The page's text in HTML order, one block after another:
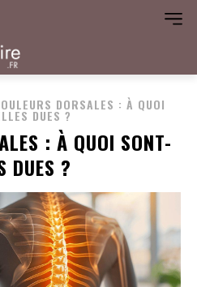
DORSALES : À QUOI
DUES ?
: À QUOI SONT-
DUES ?